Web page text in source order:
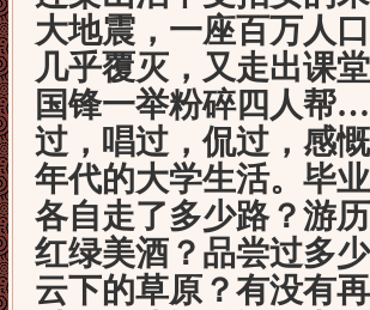
大地震，一座百万人
几乎覆灭，又走出课
国锋一举粉碎四人帮
过，唱过，侃过，感
年代的大学生活。毕
各自走了多少路？游
红绿美酒？品尝过多
云下的草原？有没有